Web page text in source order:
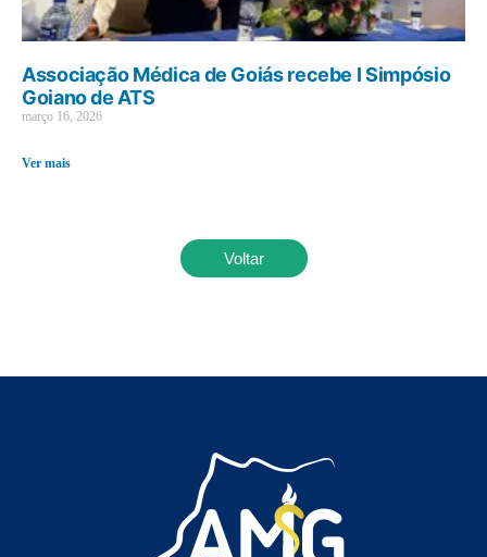
Associação Médica de Goiás recebe I Simpósio
Goiano de ATS
março 16, 2026
Ver mais
Voltar